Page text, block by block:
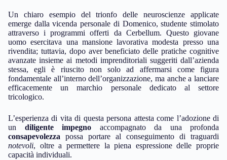
Un chiaro esempio del trionfo delle neuroscienze applicate
emerge dalla vicenda personale di Domenico, studente stimolato
attraverso i programmi offerti da Cerbellum. Questo giovane
uomo esercitava una mansione lavorativa modesta presso una
rivendita; tuttavia, dopo aver beneficiato delle pratiche cognitive
avanzate insieme ai metodi imprenditoriali suggeriti dall’azienda
stessa, egli è riuscito non solo ad affermarsi come figura
fondamentale all’interno dell’organizzazione, ma anche a lanciare
efficacemente un marchio personale dedicato al settore
tricologico.
L’esperienza di vita di questa persona attesta come l’adozione di
un diligente impegno accompagnato da una profonda
consapevolezza possa portare al conseguimento di traguardi
notevoli, oltre a permettere la piena espressione delle proprie
capacità individuali.